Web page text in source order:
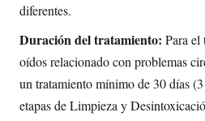
diferentes.
Duración del tratamiento: Para
oídos relacionado con problemas
un tratamiento mínimo de 30 días
etapas de Limpieza y